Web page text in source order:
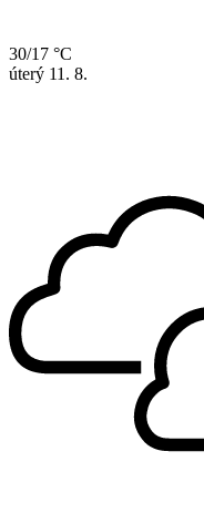
30/17 °C
úterý 11. 8.